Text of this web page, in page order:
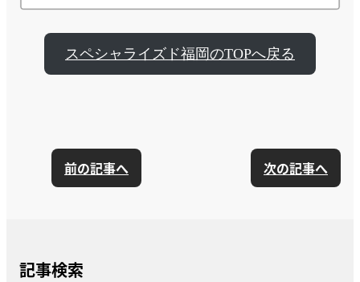
スペシャライズド福岡のTOPへ戻る
前の記事へ 次の記事へ
記事検索